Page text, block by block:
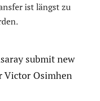
ist längst zu
submit new
Victor Osimhen